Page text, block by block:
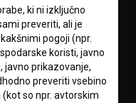
ki ni izključno
preveriti, ali je
pogoji (npr.
koristi, javno
javno prikazovanje,
preveriti vsebino
so npr. avtorskim